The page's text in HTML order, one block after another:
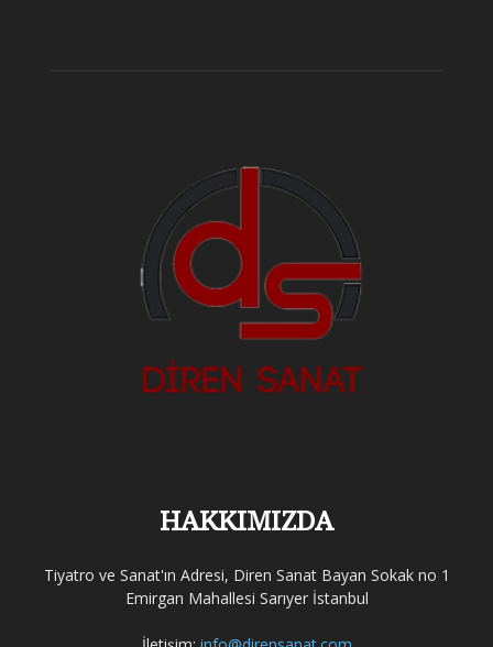
HAKKIMIZDA
Tiyatro ve Sanat'ın Adresi, Diren Sanat Bayan Sokak no 1
Emirgan Mahallesi Sarıyer İstanbul